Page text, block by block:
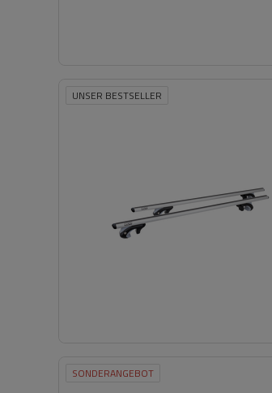
UNSER BESTSELLER
SONDERANGEBOT